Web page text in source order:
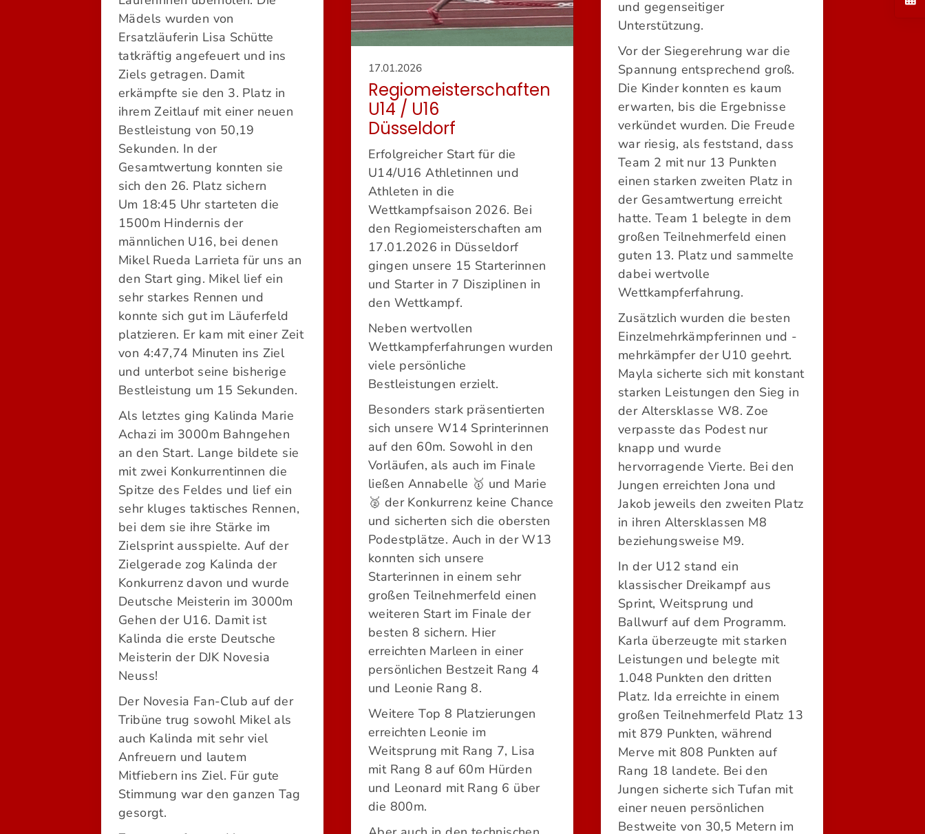
Mädels wurden von
Ersatzläuferin Lisa Schütte
tatkräftig angefeuert und ins
Ziels getragen. Damit
erkämpfte sie den 3. Platz in
ihrem Zeitlauf mit einer neuen
Bestleistung von 50,19
Sekunden. In der
Gesamtwertung konnten sie
sich den 26. Platz sichern
Um 18:45 Uhr starteten die
1500m Hindernis der
männlichen U16, bei denen
Mikel Rueda Larrieta für uns an
den Start ging. Mikel lief ein
sehr starkes Rennen und
konnte sich gut im Läuferfeld
platzieren. Er kam mit einer Zeit
von 4:47,74 Minuten ins Ziel
und unterbot seine bisherige
Bestleistung um 15 Sekunden.
Als letztes ging Kalinda Marie
Achazi im 3000m Bahngehen
an den Start. Lange bildete sie
mit zwei Konkurrentinnen die
Spitze des Feldes und lief ein
sehr kluges taktisches Rennen,
bei dem sie ihre Stärke im
Zielsprint ausspielte. Auf der
Zielgerade zog Kalinda der
Konkurrenz davon und wurde
Deutsche Meisterin im 3000m
Gehen der U16. Damit ist
Kalinda die erste Deutsche
Meisterin der DJK Novesia
Neuss!
Der Novesia Fan-Club auf der
Tribüne trug sowohl Mikel als
auch Kalinda mit sehr viel
Anfreuern und lautem
Mitfiebern ins Ziel. Für gute
Stimmung war den ganzen Tag
gesorgt.
und gegenseitiger
Unterstützung.
Vor der Siegerehrung war die
Spannung entsprechend groß.
Die Kinder konnten es kaum
erwarten, bis die Ergebnisse
verkündet wurden. Die Freude
war riesig, als feststand, dass
Team 2 mit nur 13 Punkten
einen starken zweiten Platz in
der Gesamtwertung erreicht
hatte. Team 1 belegte in dem
großen Teilnehmerfeld einen
guten 13. Platz und sammelte
dabei wertvolle
Wettkampferfahrung.
Zusätzlich wurden die besten
Einzelmehrkämpferinnen und -
mehrkämpfer der U10 geehrt.
Mayla sicherte sich mit konstant
starken Leistungen den Sieg in
der Altersklasse W8. Zoe
verpasste das Podest nur
knapp und wurde
hervorragende Vierte. Bei den
Jungen erreichten Jona und
Jakob jeweils den zweiten Platz
in ihren Altersklassen M8
beziehungsweise M9.
In der U12 stand ein
klassischer Dreikampf aus
Sprint, Weitsprung und
Ballwurf auf dem Programm.
Karla überzeugte mit starken
Leistungen und belegte mit
1.048 Punkten den dritten
Platz. Ida erreichte in einem
großen Teilnehmerfeld Platz 13
mit 879 Punkten, während
Merve mit 808 Punkten auf
Rang 18 landete. Bei den
Jungen sicherte sich Tufan mit
einer neuen persönlichen
Bestweite von 30,5 Metern im
17.01.2026
Regiomeisterschaften
U14 / U16
Düsseldorf
Erfolgreicher Start für die
U14/U16 Athletinnen und
Athleten in die
Wettkampfsaison 2026. Bei
den Regiomeisterschaften am
17.01.2026 in Düsseldorf
gingen unsere 15 Starterinnen
und Starter in 7 Disziplinen in
den Wettkampf.
Neben wertvollen
Wettkampferfahrungen wurden
viele persönliche
Bestleistungen erzielt.
Besonders stark präsentierten
sich unsere W14 Sprinterinnen
auf den 60m. Sowohl in den
Vorläufen, als auch im Finale
ließen Annabelle 🥇 und Marie
🥈 der Konkurrenz keine Chance
und sicherten sich die obersten
Podestplätze. Auch in der W13
konnten sich unsere
Starterinnen in einem sehr
großen Teilnehmerfeld einen
weiteren Start im Finale der
besten 8 sichern. Hier
erreichten Marleen in einer
persönlichen Bestzeit Rang 4
und Leonie Rang 8.
Weitere Top 8 Platzierungen
erreichten Leonie im
Weitsprung mit Rang 7, Lisa
mit Rang 8 auf 60m Hürden
und Leonard mit Rang 6 über
die 800m.